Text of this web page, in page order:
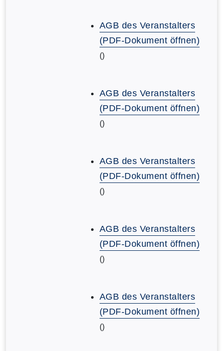
AGB des Veranstalters
(PDF-Dokument öffnen)
()
AGB des Veranstalters
(PDF-Dokument öffnen)
()
AGB des Veranstalters
(PDF-Dokument öffnen)
()
AGB des Veranstalters
(PDF-Dokument öffnen)
()
AGB des Veranstalters
(PDF-Dokument öffnen)
()